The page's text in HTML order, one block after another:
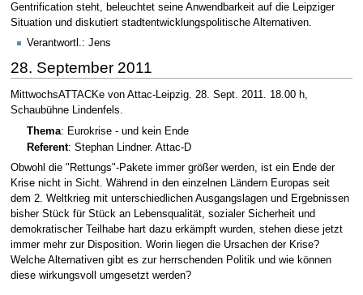
Gentrification steht, beleuchtet seine Anwendbarkeit auf die Leipziger
Situation und diskutiert stadtentwicklungspolitische Alternativen.
Verantwortl.: Jens
28. September 2011
MittwochsATTACKe von Attac-Leipzig. 28. Sept. 2011. 18.00 h,
Schaubühne Lindenfels.
Thema: Eurokrise - und kein Ende
Referent: Stephan Lindner. Attac-D
Obwohl die "Rettungs"-Pakete immer größer werden, ist ein Ende der
Krise nicht in Sicht. Während in den einzelnen Ländern Europas seit
dem 2. Weltkrieg mit unterschiedlichen Ausgangslagen und Ergebnissen
bisher Stück für Stück an Lebensqualität, sozialer Sicherheit und
demokratischer Teilhabe hart dazu erkämpft wurden, stehen diese jetzt
immer mehr zur Disposition. Worin liegen die Ursachen der Krise?
Welche Alternativen gibt es zur herrschenden Politik und wie können
diese wirkungsvoll umgesetzt werden?